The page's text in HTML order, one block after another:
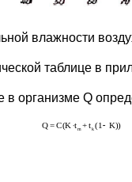
влажности
таблице в
организме Q